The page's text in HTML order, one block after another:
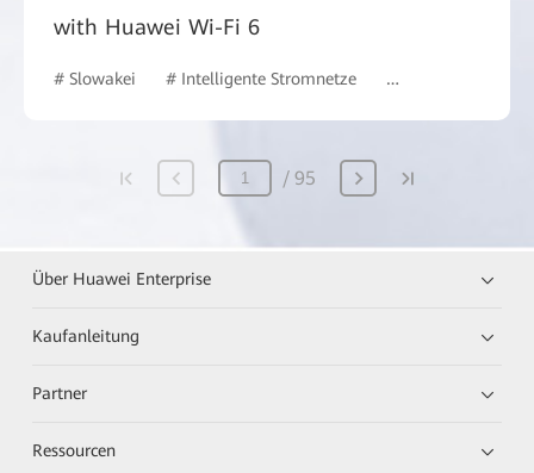
with Huawei Wi-Fi 6
# Slowakei # Intelligente Stromnetze # Intelligent
95
Über Huawei Enterprise
Kaufanleitung
Partner
Ressourcen